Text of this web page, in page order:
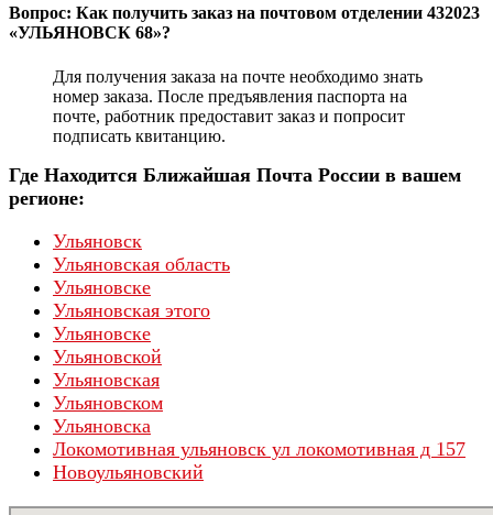
Вопрос: Как получить заказ на почтовом отделении 432023
«УЛЬЯНОВСК 68»?
Для получения заказа на почте необходимо знать
номер заказа. После предъявления паспорта на
почте, работник предоставит заказ и попросит
подписать квитанцию.
Где Находится Ближайшая Почта России в вашем
регионе:
Ульяновск
Ульяновская область
Ульяновскe
Ульяновская этого
Ульяновске
Ульяновской
Ульяновская
Ульяновском
Ульяновска
Локомотивная ульяновск ул локомотивная д 157
Новоульяновский